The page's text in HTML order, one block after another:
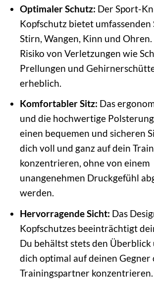
Optimaler Schutz: Der Sport-
Kopfschutz bietet umfassenden
Stirn, Wangen, Kinn und
Risiko von Verletzungen wie
Prellungen und
erheblich.
Komfortabler Sitz: Das
und die hochwertige
einen bequemen und sicheren
dich voll und ganz auf dein
konzentrieren, ohne von einem
unangenehmen Druckgefühl
werden.
Hervorragende Sicht: Das
Kopfschutzes beeinträchtigt
Du behältst stets den Überblick
dich optimal auf deinen Gegner
Trainingspartner konzentrieren.